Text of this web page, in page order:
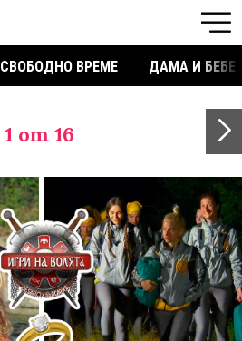
СВОБОДНО ВРЕМЕ ДАМА И БЕБЕ
1 от 16